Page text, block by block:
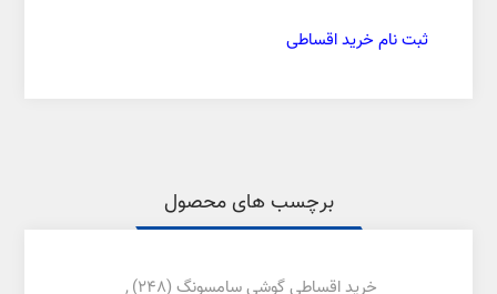
ثبت نام خرید اقساطی
برچسب های محصول
خرید اقساطی گوشی سامسونگ (248)
,